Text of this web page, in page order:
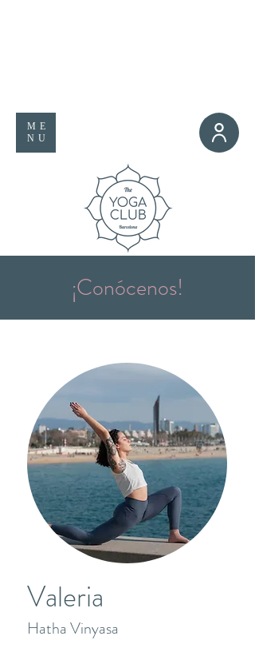
ME
NU
¡Conócenos!
Valeria
Hatha Vinyasa